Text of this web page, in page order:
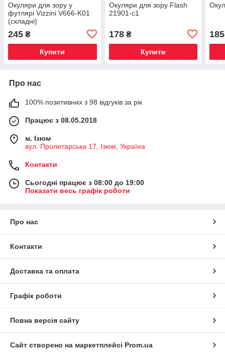
Окуляри для зору у
футлярі Vizzini V666-K01
(складні)
245 ₴
Купити
Окуляри для зору Flash
21901-c1
178₴
Купити
185
Про нас
100% позитивних з 98 відгуків за рік
Працює з 08.05.2018
м. Iзюм
вул. Пролетарська 17, Iзюм, Україна
Контакти
Сьогодні працює з 08:00 до 19:00
Показати весь графік роботи
Про нас
Контакти
Доставка та оплата
Графік роботи
Повна версія сайту
Сайт створено на маркетплейсі Prom.ua